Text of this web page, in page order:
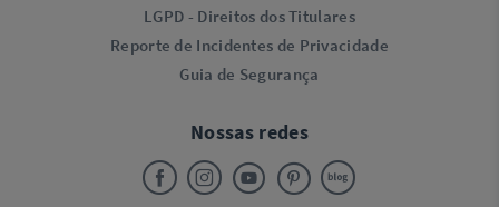
LGPD - Direitos dos Titulares
Reporte de Incidentes de Privacidade
Guia de Segurança
Nossas redes